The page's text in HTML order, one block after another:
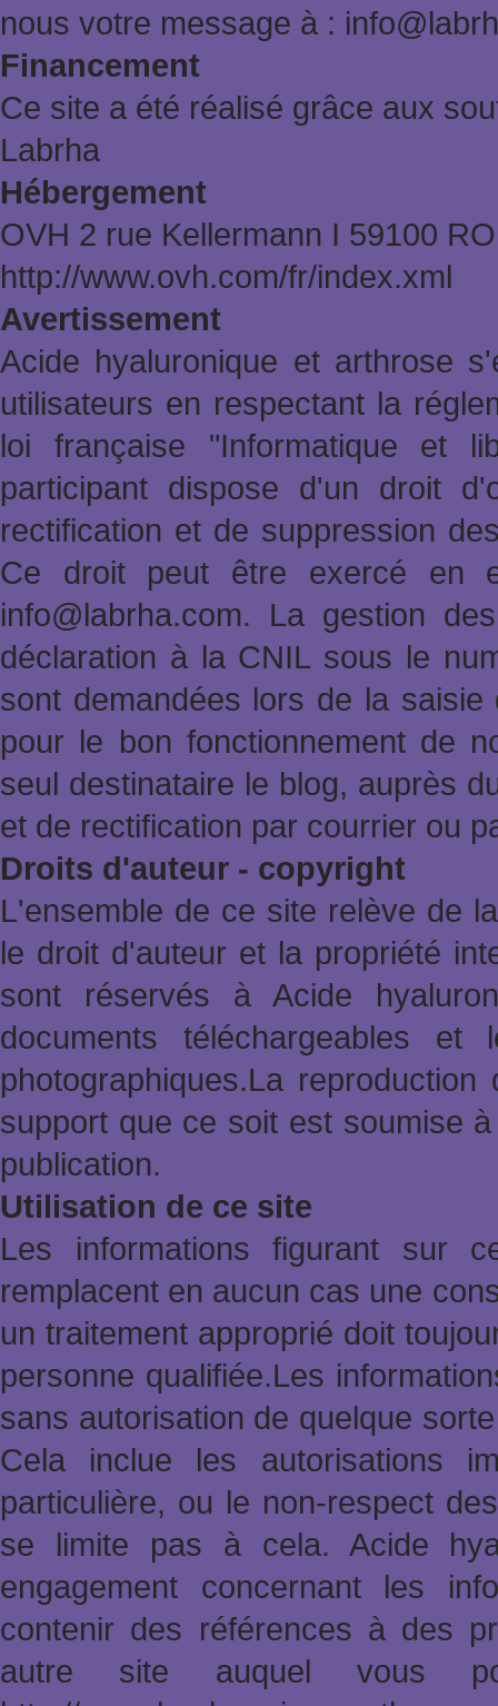
nous votre message à :
Financement
Ce site a été réalisé grâce aux
Labrha
Hébergement
OVH 2 rue Kellermann Ι 59100
http://www.ovh.com/fr/index.xml
Avertissement
Acide hyaluronique et arthrose
utilisateurs en respectant la
loi française "Informatique et
participant dispose d'un droit
rectification et de suppression
Ce droit peut être exercé en
info@labrha.com. La gestion
déclaration à la CNIL sous le
sont demandées lors de la
pour le bon fonctionnement de
seul destinataire le blog, auprès
et de rectification par courrier ou
Droits d'auteur - copyright
L'ensemble de ce site relève de
le droit d'auteur et la propriété
sont réservés à Acide
documents téléchargeables et
photographiques.La
support que ce soit est soumise
publication.
Utilisation de ce site
Les informations figurant sur
remplacent en aucun cas une
un traitement approprié doit
personne qualifiée.Les
sans autorisation de quelque
Cela inclue les autorisations
particulière, ou le non-respect
se limite pas à cela. Acide
engagement concernant les
contenir des références à des
autre site auquel vous